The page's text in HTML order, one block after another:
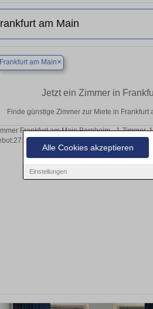
Alle Cookies akzeptieren
Einstellungen
Frankfurt am Main×
Jetzt ein Zimmer in
Finde günstige Zimmer zur Miete in